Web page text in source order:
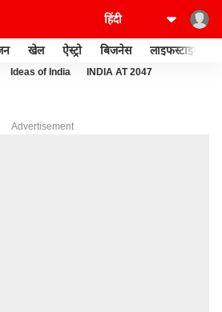
खेल ऐस्ट्रो बिजनेस लाइफस्टाइल
Ideas of India INDIA AT 2047
Advertisement